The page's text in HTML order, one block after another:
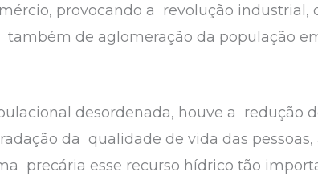
provocando a revolução industrial,
também de aglomeração da população
desordenada, houve a redução
da qualidade de vida das pessoas,
precária esse recurso hídrico tão